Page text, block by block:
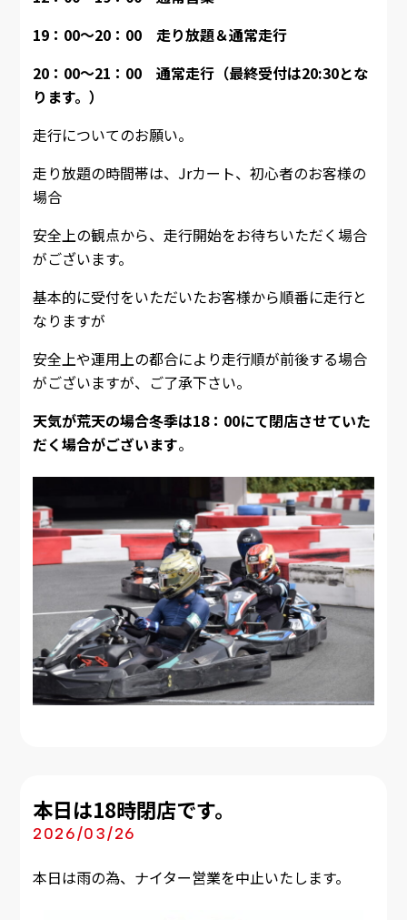
19：00～20：00 走り放題＆通常走行
20：00～21：00 通常走行（最終受付は20:30とな
ります。）
走行についてのお願い。
走り放題の時間帯は、Jrカート、初心者のお客様の
場合
安全上の観点から、走行開始をお待ちいただく場合
がございます。
基本的に受付をいただいたお客様から順番に走行と
なりますが
安全上や運用上の都合により走行順が前後する場合
がございますが、ご了承下さい。
天気が荒天の場合冬季は18：00にて閉店させていた
だく場合がございます。
本日は18時閉店です。
2026/03/26
本日は雨の為、ナイター営業を中止いたします。